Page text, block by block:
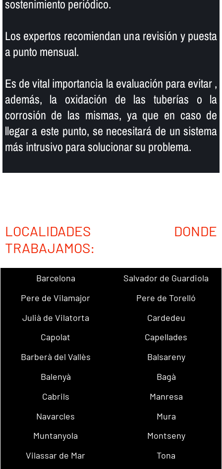
sostenimiento periódico.
Los expertos recomiendan una revisión y puesta
a punto mensual.
Es de vital importancia la evaluación para evitar ,
además, la oxidación de las tuberí­as o la
corrosión de las mismas, ya que en caso de
llegar a este punto, se necesitará de un sistema
más intrusivo para solucionar su problema.
LOCALIDADES DONDE
TRABAJAMOS:
Barcelona
Salvador de Guardiola
Pere de Vilamajor
Pere de Torelló
Julià de Vilatorta
Cardedeu
Capolat
Capellades
Barberà del Vallès
Balsareny
Balenyà
Bagà
Cabrils
Manresa
Navarcles
Mura
Muntanyola
Montseny
Vilassar de Mar
Tona